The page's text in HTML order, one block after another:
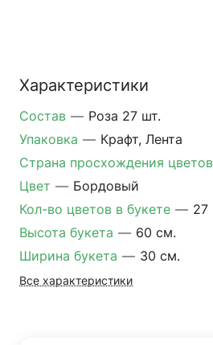
Характеристики
Состав — Роза 27 шт.
Упаковка — Крафт, Лента
Страна просхождения цветов
Цвет — Бордовый
Кол-во цветов в букете — 27
Высота букета — 60 см.
Ширина букета — 30 см.
Все характеристики